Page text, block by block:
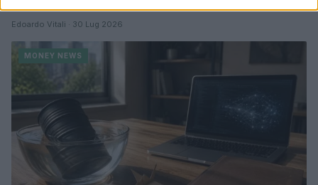
Federal Reserve
Edoardo Vitali · 30 Lug 2026
MONEY NEWS